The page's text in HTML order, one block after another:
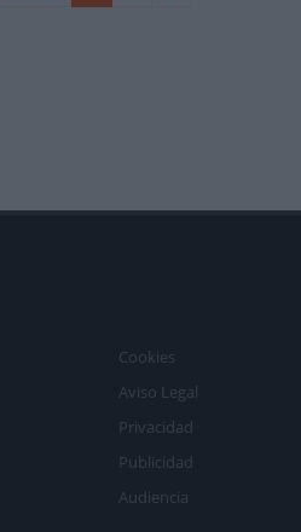
Cookies
Aviso Legal
Privacidad
Publicidad
Audiencia